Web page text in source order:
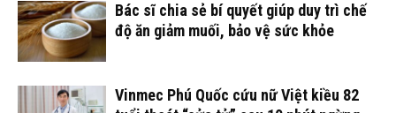
Bác sĩ chia sẻ bí quyết giúp duy trì chế
độ ăn giảm muối, bảo vệ sức khỏe
Vinmec Phú Quốc cứu nữ Việt kiều 82